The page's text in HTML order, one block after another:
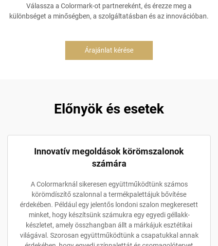
Válassza a Colormark-ot partnereként, és érezze meg a
különbséget a minőségben, a szolgáltatásban és az innovációban.
Árajánlat kérése
Előnyök és esetek
Innovatív megoldások körömszalonok
számára
A Colormarknál sikeresen együttműködtünk számos
körömdíszítő szalonnal a termékpalettájuk bővítése
érdekében. Például egy jelentős londoni szalon megkeresett
minket, hogy készítsünk számukra egy egyedi géllakk-
készletet, amely összhangban állt a márkájuk esztétikai
világával. Szorosan együttműködtünk a csapatukkal annak